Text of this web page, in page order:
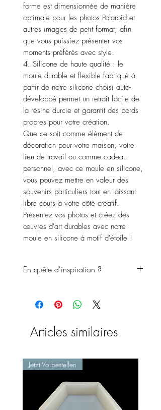
forme est dimensionnée de manière
optimale pour les photos Polaroid et
autres images de petit format, afin
que vous puissiez présenter vos
moments préférés avec style.
4. Silicone de haute qualité : le
moule durable et flexible fabriqué à
partir de notre silicone choisi auto-
développé permet un retrait facile de
la résine durcie et garantit des bords
propres pour votre création.
Que ce soit comme élément de
décoration pour votre maison, votre
lieu de travail ou comme cadeau
personnel, avec ce moule en silicone,
vous pouvez mettre en valeur des
souvenirs particuliers tout en laissant
libre cours à votre côté créatif.
Présentez vos photos et créez des
œuvres d'art durables avec notre
moule en silicone à motif d'étoile !
En quête d'inspiration ?
Werners Kreativmanufaktur pour
vous pourriez mettre en œuvre ce
projet.
Articles similaires
Jetzt Vorbestellen